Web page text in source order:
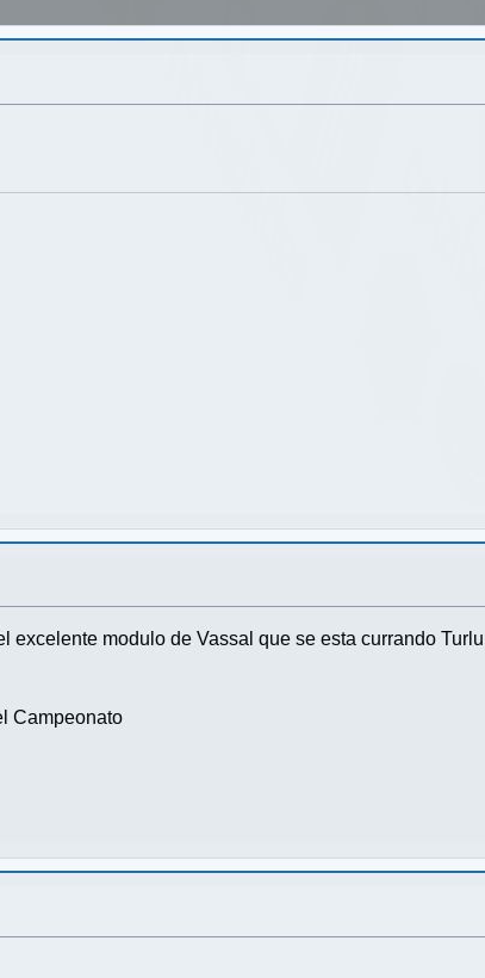
excelente modulo de Vassal que se esta currando
Campeonato